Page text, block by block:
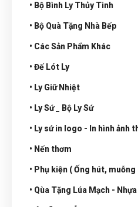
• Bộ Bình Ly Thủy Tinh
• Bộ Quà Tặng Nhà Bếp
• Các Sản Phẩm Khác
• Đế Lót Ly
• Ly Giữ Nhiệt
• Ly Sứ _ Bộ Ly Sứ
• Ly sứ in logo - In hình ảnh
• Nến thơm
• Phụ kiện ( Ống hút,
• Qùa Tặng Lúa Mạch - Nhựa